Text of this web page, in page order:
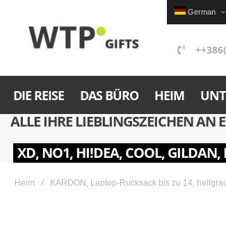
German
DIE REISE DAS BÜRO HEIM
ALLE IHRE LIEBLINGSZEICHEN AN
XD, NO1, HI!DEA, COOL, GILDAN,
Heim KARDON, Laptop-Rucksack bis zu 14,